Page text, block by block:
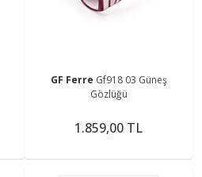
GF Ferre Gf918 03 Güneş
Gözlüğü
1.859,00 TL